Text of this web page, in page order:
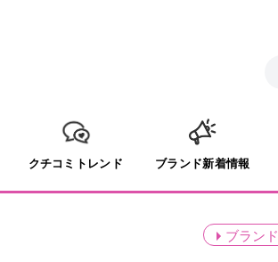
クチコミトレンド ブランド新着情報
ブランド